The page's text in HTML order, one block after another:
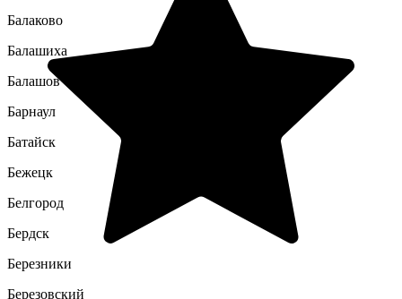
Балаково
Балашиха
Балашов
Барнаул
Батайск
Бежецк
Белгород
Бердск
Березники
Березовский